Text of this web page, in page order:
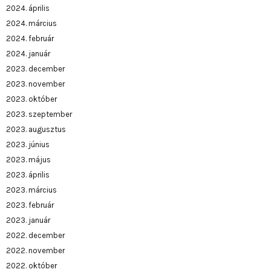
2024. április
2024. március
2024. február
2024. január
2023. december
2023. november
2023. október
2023. szeptember
2023. augusztus
2023. június
2023. május
2023. április
2023. március
2023. február
2023. január
2022. december
2022. november
2022. október